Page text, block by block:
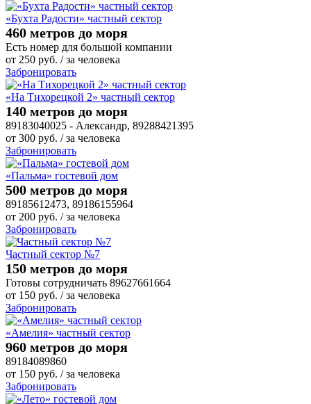
«Бухта Радости» частный сектор
460 метров до моря
Есть номер для большой компании
от 250 руб. / за человека
Забронировать
«На Тихорецкой 2» частный сектор
140 метров до моря
89183040025 - Александр, 89288421395
от 300 руб. / за человека
Забронировать
«Пальма» гостевой дом
500 метров до моря
89185612473, 89186155964
от 200 руб. / за человека
Забронировать
Частный сектор №7
150 метров до моря
Готовы сотрудничать 89627661664
от 150 руб. / за человека
Забронировать
«Амелия» частный сектор
960 метров до моря
89184089860
от 150 руб. / за человека
Забронировать